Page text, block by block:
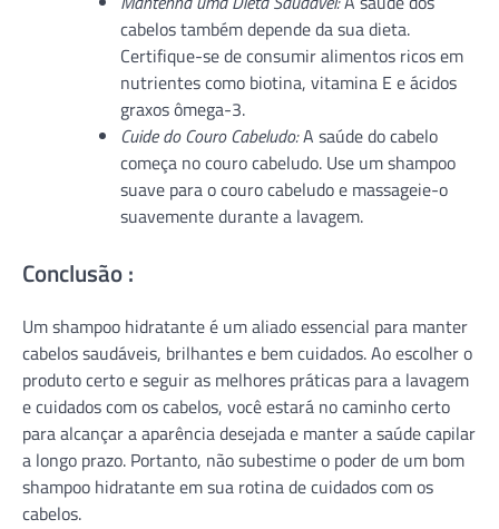
cabelos também depende da sua dieta.
Certifique-se de consumir alimentos ricos em
nutrientes como biotina, vitamina E e ácidos
graxos ômega-3.
Cuide do Couro Cabeludo:A saúde do cabelo
começa no couro cabeludo. Use um shampoo
suave para o couro cabeludo e massageie-o
suavemente durante a lavagem.
Conclusão :
Um shampoo hidratante é um aliado essencial para manter
cabelos saudáveis, brilhantes e bem cuidados. Ao escolher o
produto certo e seguir as melhores práticas para a lavagem
e cuidados com os cabelos, você estará no caminho certo
para alcançar a aparência desejada e manter a saúde capilar
a longo prazo. Portanto, não subestime o poder de um bom
shampoo hidratante em sua rotina de cuidados com os
cabelos.